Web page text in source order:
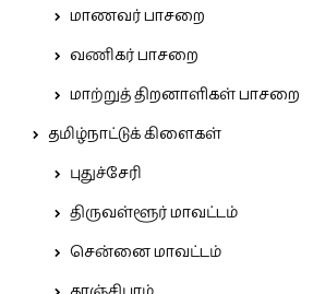
மாணவர் பாசறை
வணிகர் பாசறை
மாற்றுத் திறனாளிகள் பாசறை
தமிழ்நாட்டுக் கிளைகள்
புதுச்சேரி
திருவள்ளூர் மாவட்டம்
சென்னை மாவட்டம்